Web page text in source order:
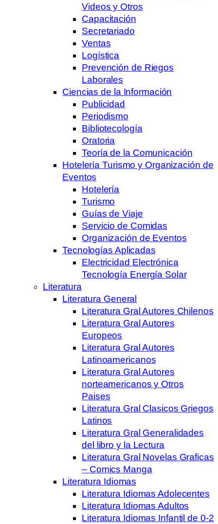
Videos y Otros
Capacitación
Secretariado
Ventas
Logística
Prevención de Riegos
Laborales
Ciencias de la Información
Publicidad
Periodismo
Bibliotecología
Oratoria
Teoría de la Comunicación
Hotelería Turismo y Organización de
Eventos
Hotelería
Turismo
Guías de Viaje
Servicio de Comidas
Organización de Eventos
Tecnologías Aplicadas
Electricidad Electrónica
Tecnología Energía Solar
Literatura
Literatura General
Literatura Gral Autores Chilenos
Literatura Gral Autores
Europeos
Literatura Gral Autores
Latinoamericanos
Literatura Gral Autores
norteamericanos y Otros
Paises
Literatura Gral Clasicos Griegos
Latinos
Literatura Gral Generalidades
del libro y la Lectura
Literatura Gral Novelas Graficas
– Comics Manga
Literatura Idiomas
Literatura Idiomas Adolecentes
Literatura Idiomas Adultos
Literatura Idiomas Infantil de 0-2